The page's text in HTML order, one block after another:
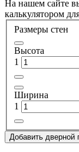
На нашем сайте
калькулятором
Размеры стен
Высота
1
Ширина
1
Добавить дверной